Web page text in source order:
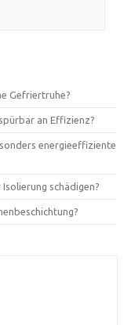
Gefriertruhe?
an Effizienz?
energieeffiziente
schädigen?